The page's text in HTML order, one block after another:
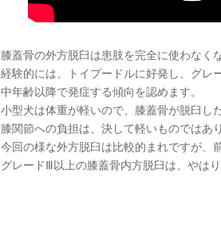
膝蓋骨の外方脱臼は患肢を完全に使わなく
経験的には、トイプードルに好発し、グレ
中年齢以降で発症する傾向を認めます。
小型犬は体重が軽いので、膝蓋骨が脱臼し
膝関節への負担は、決して軽いものではあ
今回の様な外方脱臼は比較的まれですが、
グレードⅢ以上の膝蓋骨内方脱臼は、やは